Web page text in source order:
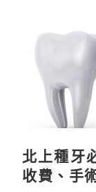
北上種牙
收費、手